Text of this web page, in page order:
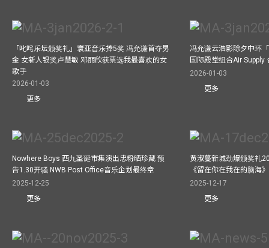
「叱咤乐坛颁奖礼」寰亚音乐捧5奖 冯允谦首夺男
金 女新人银奖卢慧敏 邓丽欣获票选我最喜欢的女
歌手
2026-01-03
更多
冯允谦云浩影除夕中环
国际殿堂组合Air Supply
2026-01-03
更多
Nowhere Boys 西九圣诞市集演出忠粉晒珍藏 预
告1.30开骚 NWB Post Office音乐企划最终章
2025-12-25
更多
黄淑蔓新城劲爆颁奖礼
《留在你在我在的脑海
2025-12-17
更多